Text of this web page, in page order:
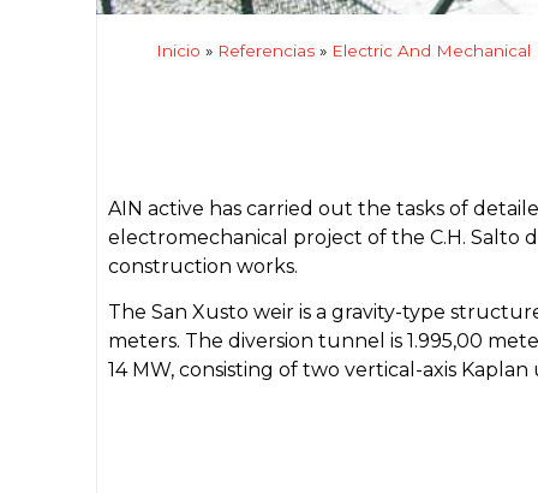
Inicio » Referencias » Electric And Mechanical
AIN active has carried out the tasks of
electromechanical project of the C.H. Salto
construction works.
The San Xusto weir is a gravity-type
meters. The diversion tunnel is 1.995,00
14 MW, consisting of two vertical-axis